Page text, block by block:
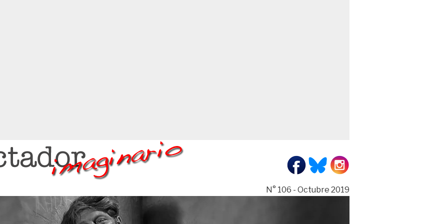
N° 106 - Octubre 2019